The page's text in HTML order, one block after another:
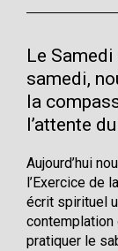
Le
samedi,
la
l’attente
Aujourd’hui
l’Exercice de
écrit spirituel
contemplation
pratiquer le